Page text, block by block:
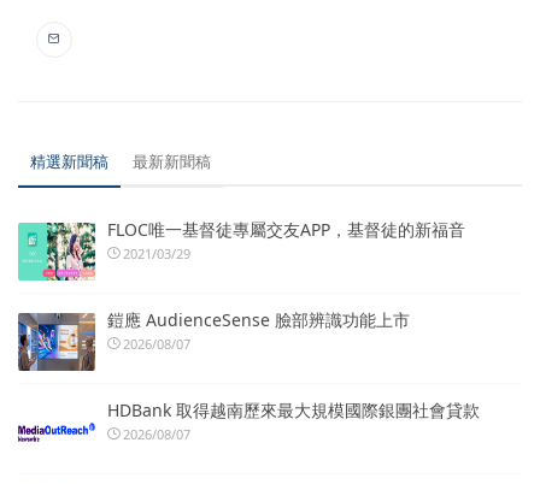
精選新聞稿 最新新聞稿
FLOC唯一基督徒專屬交友APP，基督徒的新福音
2021/03/29
鎧應 AudienceSense 臉部辨識功能上市
2026/08/07
HDBank 取得越南歷來最大規模國際銀團社會貸款
2026/08/07